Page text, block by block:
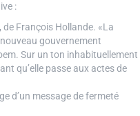
:
de François Hollande. «La
gouvernement
Sur un ton inhabituellement
qu’elle passe aux actes de
d’un message de fermeté